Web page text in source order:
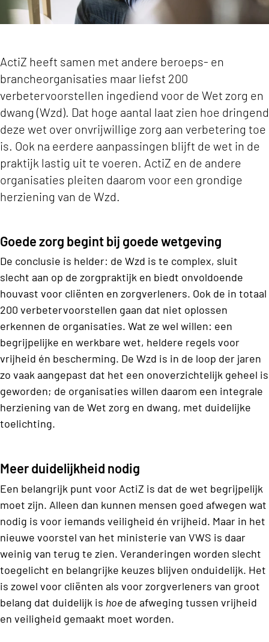
ActiZ heeft samen met andere beroeps- en
brancheorganisaties maar liefst 200
verbetervoorstellen ingediend voor de Wet zorg en
dwang (Wzd). Dat hoge aantal laat zien hoe dringend
deze wet over onvrijwillige zorg aan verbetering toe
is. Ook na eerdere aanpassingen blijft de wet in de
praktijk lastig uit te voeren. ActiZ en de andere
organisaties pleiten daarom voor een grondige
herziening van de Wzd.
Goede zorg begint bij goede wetgeving
De conclusie is helder: de Wzd is te complex, sluit
slecht aan op de zorgpraktijk en biedt onvoldoende
houvast voor cliënten en zorgverleners. Ook de in totaal
200 verbetervoorstellen gaan dat niet oplossen
erkennen de organisaties. Wat ze wel willen: een
begrijpelijke en werkbare wet, heldere regels voor
vrijheid én bescherming. De Wzd is in de loop der jaren
zo vaak aangepast dat het een onoverzichtelijk geheel is
geworden; de organisaties willen daarom een integrale
herziening van de Wet zorg en dwang, met duidelijke
toelichting.
Meer duidelijkheid nodig
Een belangrijk punt voor ActiZ is dat de wet begrijpelijk
moet zijn. Alleen dan kunnen mensen goed afwegen wat
nodig is voor iemands veiligheid én vrijheid. Maar in het
nieuwe voorstel van het ministerie van VWS is daar
weinig van terug te zien. Veranderingen worden slecht
toegelicht en belangrijke keuzes blijven onduidelijk. Het
is zowel voor cliënten als voor zorgverleners van groot
belang dat duidelijk is hoe de afweging tussen vrijheid
en veiligheid gemaakt moet worden.